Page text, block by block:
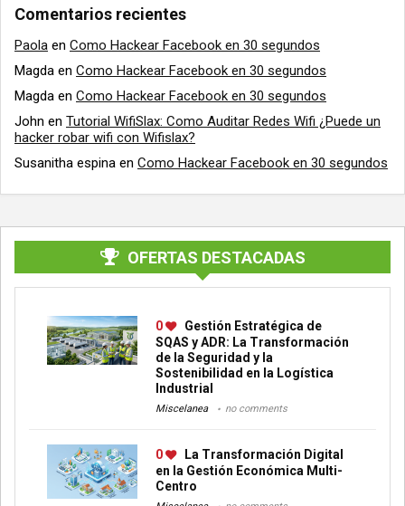
Comentarios recientes
Paola en Como Hackear Facebook en 30 segundos
Magda en Como Hackear Facebook en 30 segundos
Magda en Como Hackear Facebook en 30 segundos
John en Tutorial WifiSlax: Como Auditar Redes Wifi ¿Puede un
hacker robar wifi con Wifislax?
Susanitha espina en Como Hackear Facebook en 30 segundos
OFERTAS DESTACADAS
0
Gestión Estratégica de
SQAS y ADR: La Transformación
de la Seguridad y la
Sostenibilidad en la Logística
Industrial
Miscelanea no comments
0
La Transformación Digital
en la Gestión Económica Multi-
Centro